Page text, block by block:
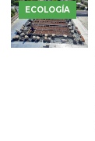
ECOLOGÍA